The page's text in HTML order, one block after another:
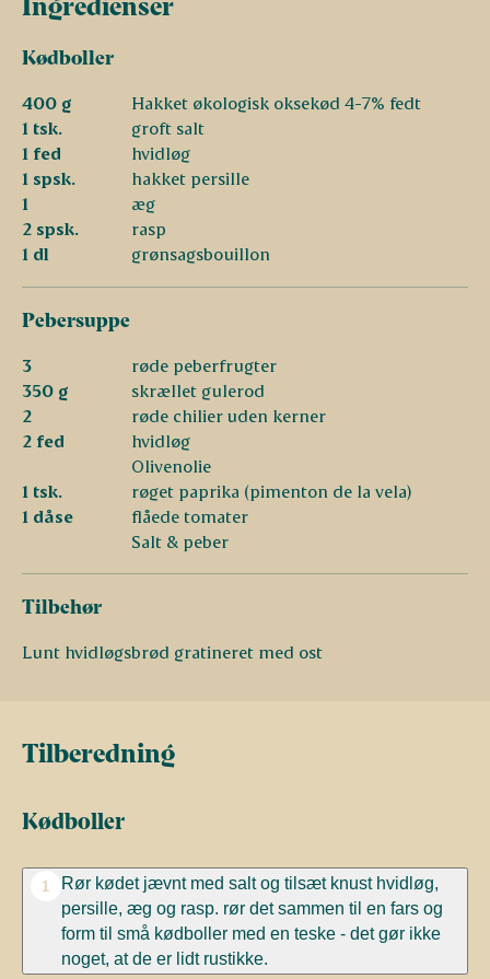
Kødboller
400 g
Hakket økologisk oksekød 4-7% fedt
1 tsk.
groft salt
1 fed
hvidløg
1 spsk.
hakket persille
1
æg
2 spsk.
rasp
1 dl
grønsagsbouillon
Pebersuppe
3
røde peberfrugter
350 g
skrællet gulerod
2
røde chilier uden kerner
2 fed
hvidløg
Olivenolie
1 tsk.
røget paprika (pimenton de la vela)
1 dåse
flåede tomater
Salt & peber
Tilbehør
Lunt hvidløgsbrød gratineret med ost
Tilberedning
Kødboller
1
Rør kødet jævnt med salt og tilsæt knust hvidløg,
persille, æg og rasp. rør det sammen til en fars og
form til små kødboller med en teske - det gør ikke
noget, at de er lidt rustikke.